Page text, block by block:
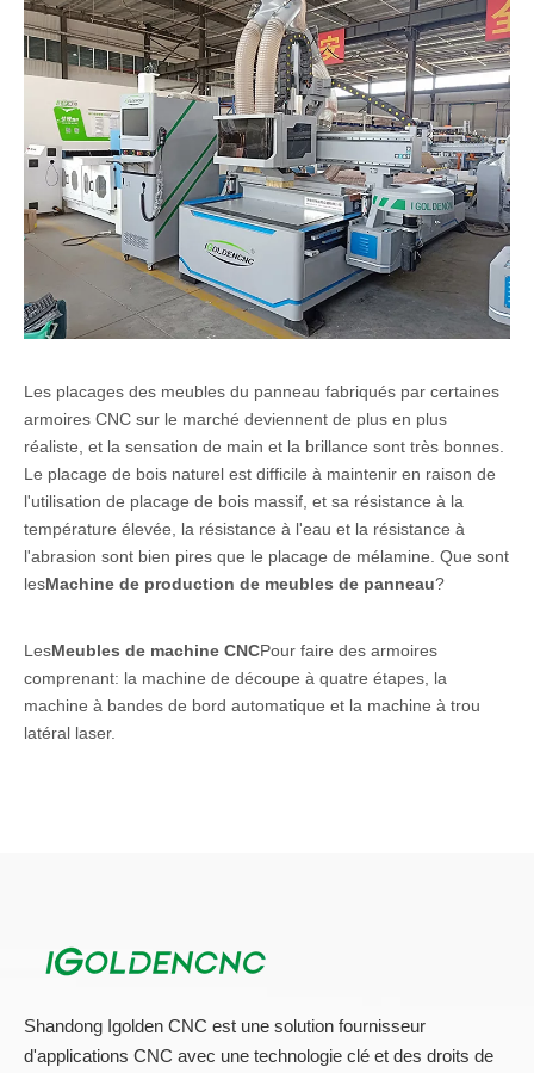
Les placages des meubles du panneau fabriqués par certaines
armoires CNC sur le marché deviennent de plus en plus
réaliste, et la sensation de main et la brillance sont très bonnes.
Le placage de bois naturel est difficile à maintenir en raison de
l'utilisation de placage de bois massif, et sa résistance à la
température élevée, la résistance à l'eau et la résistance à
l'abrasion sont bien pires que le placage de mélamine. Que sont
lesMachine de production de meubles de panneau?
LesMeubles de machine CNCPour faire des armoires
comprenant: la machine de découpe à quatre étapes, la
machine à bandes de bord automatique et la machine à trou
latéral laser.
également plus stable que celle de celle de celle de meubles en
du panneau comprennent le placage, le papier à grains de bois,
la feuille de caoutchouc en PVC, la peinture de polyester, le
Shandong Igolden CNC est une solution fournisseur
d'applications CNC avec une technologie clé et des droits de